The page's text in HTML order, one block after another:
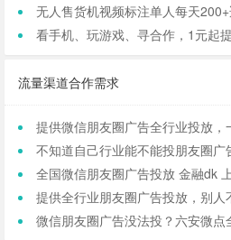
无人售货机视频标注单人每天
看手机、玩游戏、寻合作，1元起提现，零门槛加入,轻
流量渠道合作需求
提供微信朋友圈广告全行业投放，一站
不知道自己行业能不能投朋友圈广告？来这里
全国微信朋友圈广告投放 金融dk 上门spa k12教育 相亲 医院
提供全行业朋友圈广告投放，别人不接的
微信朋友圈广告没法投？六安微点全行业可跑